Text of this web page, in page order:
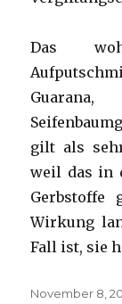
Das
gilt als
weil das in
Gerbstoffe
Wirkung
Fall ist, sie
Veröffentlicht
November 8,